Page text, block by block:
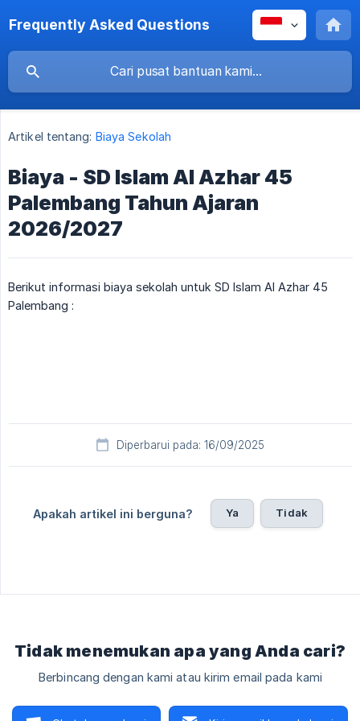
Frequently Asked Questions
Artikel tentang: Biaya Sekolah
Biaya - SD Islam Al Azhar 45
Palembang Tahun Ajaran
2026/2027
Berikut informasi biaya sekolah untuk SD Islam Al Azhar 45
Palembang :
Diperbarui pada: 16/09/2025
Apakah artikel ini berguna? Ya Tidak
Tidak menemukan apa yang Anda cari?
Berbincang dengan kami atau kirim email pada kami